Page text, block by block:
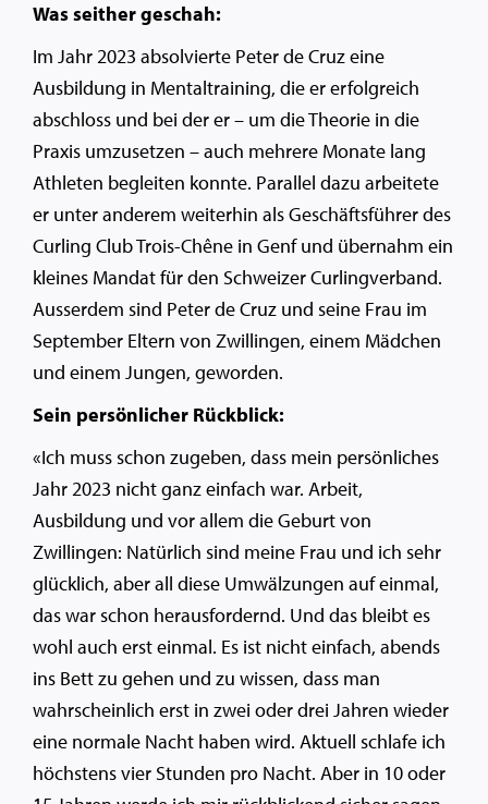
Was seither geschah:
Im Jahr 2023 absolvierte Peter de Cruz eine
Ausbildung in Mentaltraining, die er erfolgreich
abschloss und bei der er – um die Theorie in die
Praxis umzusetzen – auch mehrere Monate lang
Athleten begleiten konnte. Parallel dazu arbeitete
er unter anderem weiterhin als Geschäftsführer des
Curling Club Trois-Chêne in Genf und übernahm ein
kleines Mandat für den Schweizer Curlingverband.
Ausserdem sind Peter de Cruz und seine Frau im
September Eltern von Zwillingen, einem Mädchen
und einem Jungen, geworden.
Sein persönlicher Rückblick:
«Ich muss schon zugeben, dass mein persönliches
Jahr 2023 nicht ganz einfach war. Arbeit,
Ausbildung und vor allem die Geburt von
Zwillingen: Natürlich sind meine Frau und ich sehr
glücklich, aber all diese Umwälzungen auf einmal,
das war schon herausfordernd. Und das bleibt es
wohl auch erst einmal. Es ist nicht einfach, abends
ins Bett zu gehen und zu wissen, dass man
wahrscheinlich erst in zwei oder drei Jahren wieder
eine normale Nacht haben wird. Aktuell schlafe ich
höchstens vier Stunden pro Nacht. Aber in 10 oder